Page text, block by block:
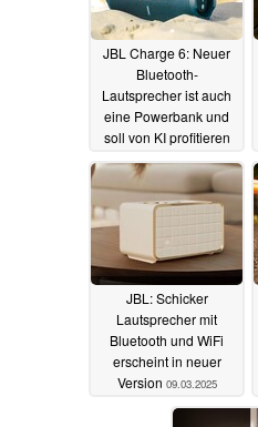
JBL Charge 6: Neuer
Bluetooth-
Lautsprecher ist auch
eine Powerbank und
soll von KI profitieren
12.03.2025
JBL: Schicker
Lautsprecher mit
Bluetooth und WiFi
erscheint in neuer
Version 09.03.2025